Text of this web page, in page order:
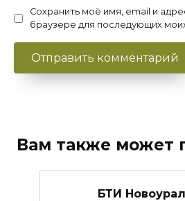
Сохранить моё имя, email и
браузере для последующих
Вам также может
БТИ